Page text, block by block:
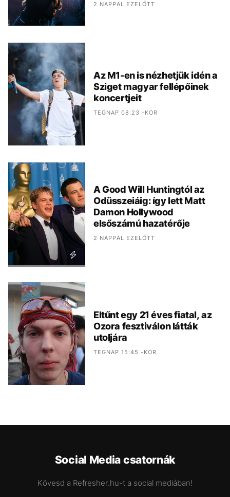
2 NAPPAL EZELŐTT
Az M1-en is nézhetjük idén a
Sziget magyar fellépőinek
koncertjeit
TEGNAP 08:23 -KOR
A Good Will Huntingtól az
Odüsszeiáig: így lett Matt
Damon Hollywood
elsőszámú hazatérője
2 NAPPAL EZELŐTT
Eltűnt egy 21 éves fiatal, az
Ozora fesztiválon látták
utoljára
TEGNAP 15:45 -KOR
Social Media csatornák
Kövesd a Refresher.hu-t a social mediában!